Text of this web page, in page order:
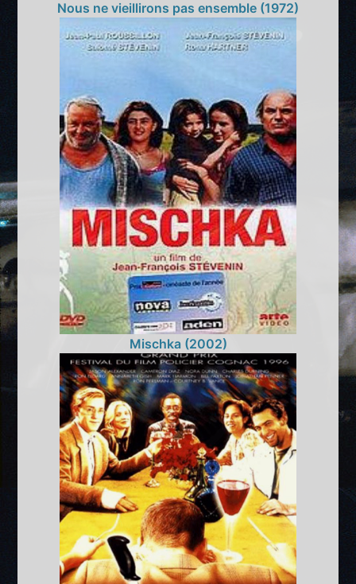
Nous ne vieillirons pas ensemble (1972)
Mischka (2002)